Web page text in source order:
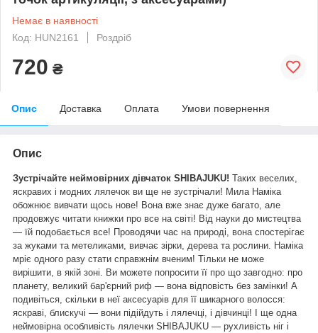
Немає в наявності
Код: HUN2161
Роздріб
720 ₴
Опис Доставка Оплата Умови повернення
Опис
Зустрічайте неймовірних дівчаток SHIBAJUKU! Таких веселих,
яскравих і модних лялечок ви ще не зустрічали! Мила Наміка
обожнює вивчати щось нове! Вона вже знає дуже багато, але
продовжує читати книжки про все на світі! Від науки до мистецтва
— їй подобається все! Проводячи час на природі, вона спостерігає
за жуками та метеликами, вивчає зірки, дерева та рослини. Наміка
мріє одного разу стати справжнім вченим! Тільки не може
вирішити, в якій зоні. Ви можете попросити її про що завгодно: про
планету, великий бар'єрний риф — вона відповість без замінки! А
подивіться, скільки в неї аксесуарів для її шикарного волосся:
яскраві, блискучі — вони підійдуть і лялечці, і дівчинці! І ще одна
неймовірна особливість лялечки SHIBAJUKU — рухливість ніг і